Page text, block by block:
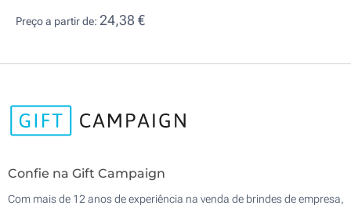
Preço a partir de: 24,38 €
Confie na Gift Campaign
Com mais de 12 anos de experiência na venda de brindes de empresa,